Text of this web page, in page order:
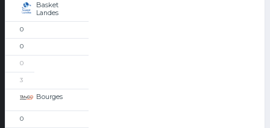
Basket
Landes
0
0
0
3
Bourges
0